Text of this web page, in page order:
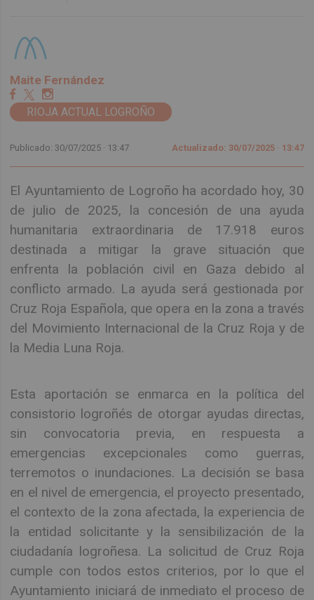
Maite Fernández
RIOJA ACTUAL LOGROÑO
Publicado: 30/07/2025 · 13:47 Actualizado: 30/07/2025 · 13:47
El Ayuntamiento de Logroño ha acordado hoy, 30
de julio de 2025, la concesión de una ayuda
humanitaria extraordinaria de 17.918 euros
destinada a mitigar la grave situación que
enfrenta la población civil en Gaza debido al
conflicto armado. La ayuda será gestionada por
Cruz Roja Española, que opera en la zona a través
del Movimiento Internacional de la Cruz Roja y de
la Media Luna Roja.
Esta aportación se enmarca en la política del
consistorio logroñés de otorgar ayudas directas,
sin convocatoria previa, en respuesta a
emergencias excepcionales como guerras,
terremotos o inundaciones. La decisión se basa
en el nivel de emergencia, el proyecto presentado,
el contexto de la zona afectada, la experiencia de
la entidad solicitante y la sensibilización de la
ciudadanía logroñesa. La solicitud de Cruz Roja
cumple con todos estos criterios, por lo que el
Ayuntamiento iniciará de inmediato el proceso de